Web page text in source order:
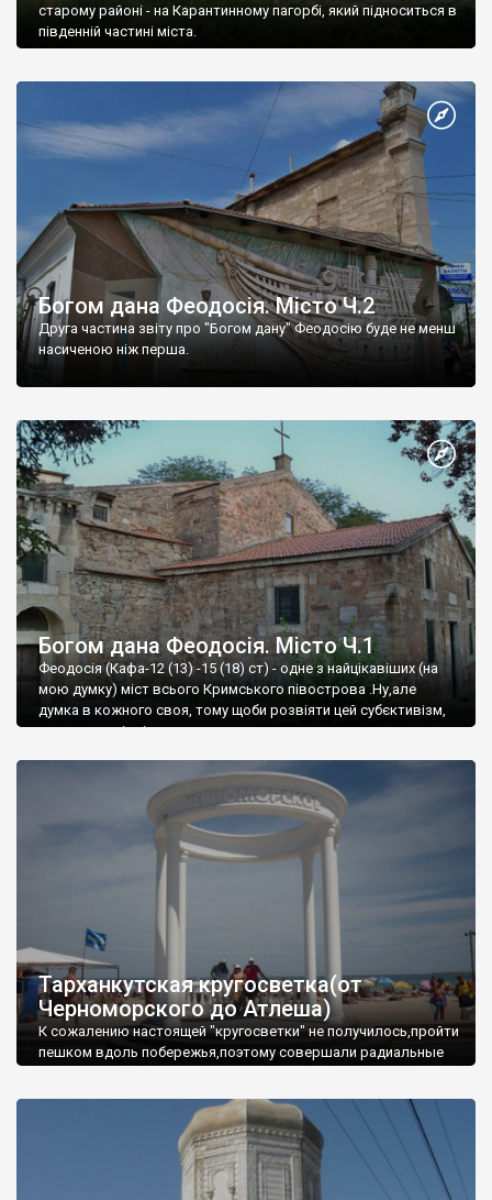
старому районі - на Карантинному пагорбі, який підноситься в
південній частині міста.
Богом дана Феодосія. Місто Ч.2
Друга частина звіту про "Богом дану" Феодосію буде не менш
насиченою ніж перша.
Богом дана Феодосія. Місто Ч.1
Феодосія (Кафа-12 (13) -15 (18) ст) - одне з найцікавіших (на
мою думку) міст всього Кримського півострова .Ну,але
думка в кожного своя, тому щоби розвіяти цей субєктивізм,
запрошую відвідати це
Тарханкутская кругосветка(от
Черноморского до Атлеша)
К сожалению настоящей "кругосветки" не получилось,пройти
пешком вдоль побережья,поэтому совершали радиальные